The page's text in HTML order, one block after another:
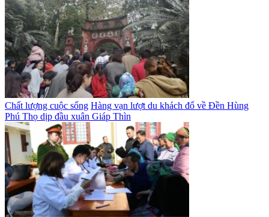
Chất lượng cuộc sống Hàng vạn lượt du khách đổ về Đền Hùng
Phú Thọ dịp đầu xuân Giáp Thìn